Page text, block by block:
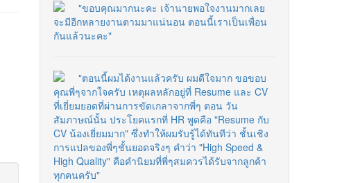
"ขอบคุณมากนะคะ เจ้านายพอใจงานมากเลย
จะมีอีกหลายงานตามมาแน่นอน ตอนนี้เราเป็นเพื่อน
กันแล้วนะคะ"
"ตอนนี้ผมได้งานแล้วครับ ผมดีใจมาก ขอขอบ
คุณพี่ๆจากใจครับ เหตุผลหลักอยู่ที่ Resume และ CV
ที่เยี่ยมยอดที่ผ่านการขัดเกลาจากพี่ๆ ตอน วัน
สัมภาษณ์นั้น ประโยคแรกที่ HR พูดคือ "Resume กับ
CV น้องเยี่ยมมาก" ซึ่งทำให้ผมรับรู้ได้ทันทีว่า ชั้นเชิง
การแปลของพี่ๆชั้นยอดจริงๆ คำว่า "High Speed &
High Quality" คือคำนิยมที่พี่ๆสมควรได้รับจากลูกค้า
ทุกคนครับ"